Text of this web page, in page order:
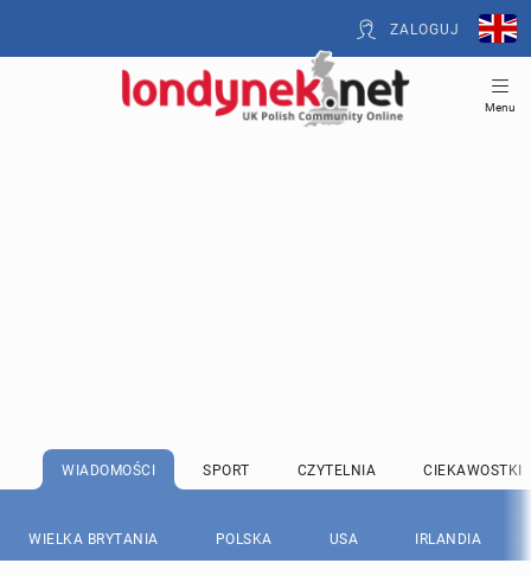
ZALOGUJ
Menu
WIADOMOŚCI SPORT CZYTELNIA CIEKAWOSTKI
WIELKA BRYTANIA POLSKA USA IRLANDIA